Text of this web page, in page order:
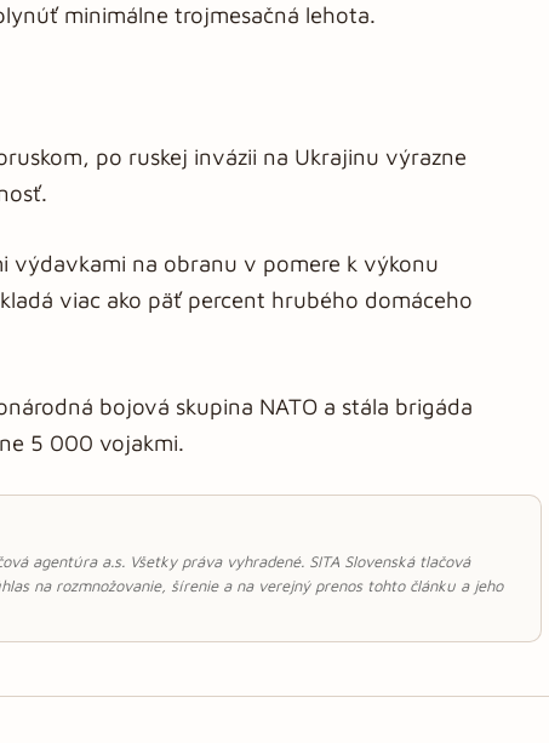
minimálne trojmesačná lehota.
po ruskej invázii na Ukrajinu výrazne
výdavkami na obranu v pomere k výkonu
viac ako päť percent hrubého domáceho
bojová skupina NATO a stála brigáda
5 000 vojakmi.
agentúra a.s. Všetky práva vyhradené. SITA Slovenská tlačová
na rozmnožovanie, šírenie a na verejný prenos tohto článku a jeho